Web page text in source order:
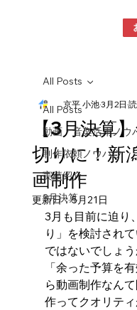
All Posts
動画・音楽活用ノウ
制作依頼ノウハウ
実績紹介
3月決算
All Posts
【3月決算
切りに！新
画制作
京平 小池3月2日
更新日：5月21日
3月も目前に迫り
り」を検討され
ではないでしょう
「余った予算を
ら動画制作なん
作ってクオリテ